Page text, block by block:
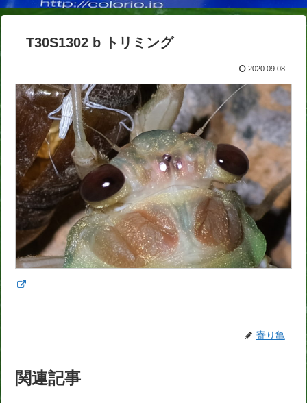
T30S1302 b トリミング
2020.09.08
寄り亀
関連記事